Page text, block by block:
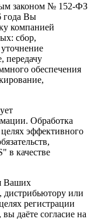
законом № 152-ФЗ
года Вы
компанией
сбор,
передачу
обеспечения
Обработка
эффективного
в качестве
Ваших
дистрибьютору или
регистрации
даёте согласие на